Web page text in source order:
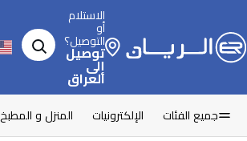
الاستلام
أو
التوصيل؟
توصيل
إلى
العراق
جميع الفئات الإلكترونيات المنزل و المطبخ